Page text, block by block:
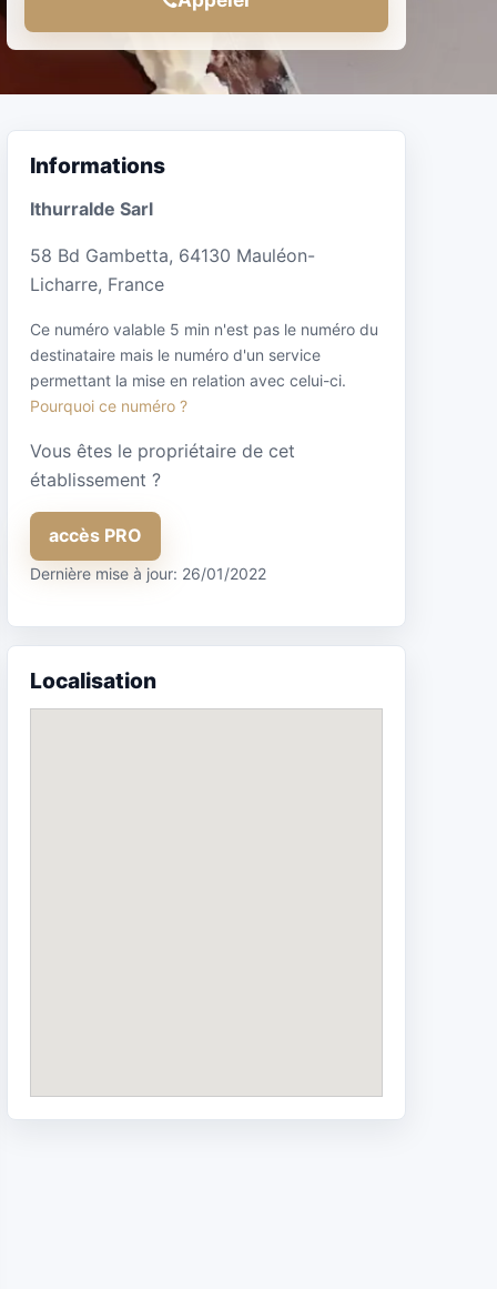
Informations
Ithurralde Sarl
58 Bd Gambetta, 64130 Mauléon-
Licharre, France
Ce numéro valable 5 min n'est pas le numéro du
destinataire mais le numéro d'un service
permettant la mise en relation avec celui-ci.
Pourquoi ce numéro ?
Vous êtes le propriétaire de cet
établissement ?
accès PRO
Dernière mise à jour: 26/01/2022
Localisation